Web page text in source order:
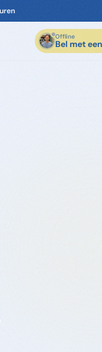
Offline
Bel met